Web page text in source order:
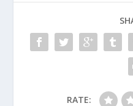
RATE: